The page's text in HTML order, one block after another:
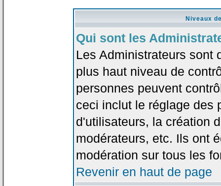
Niveaux
Qui sont les
Les Administrateurs sont
plus haut niveau de
personnes peuvent
ceci inclut le réglage des
d'utilisateurs, la création
modérateurs, etc. Ils ont
modération sur tous les
Revenir en haut de page